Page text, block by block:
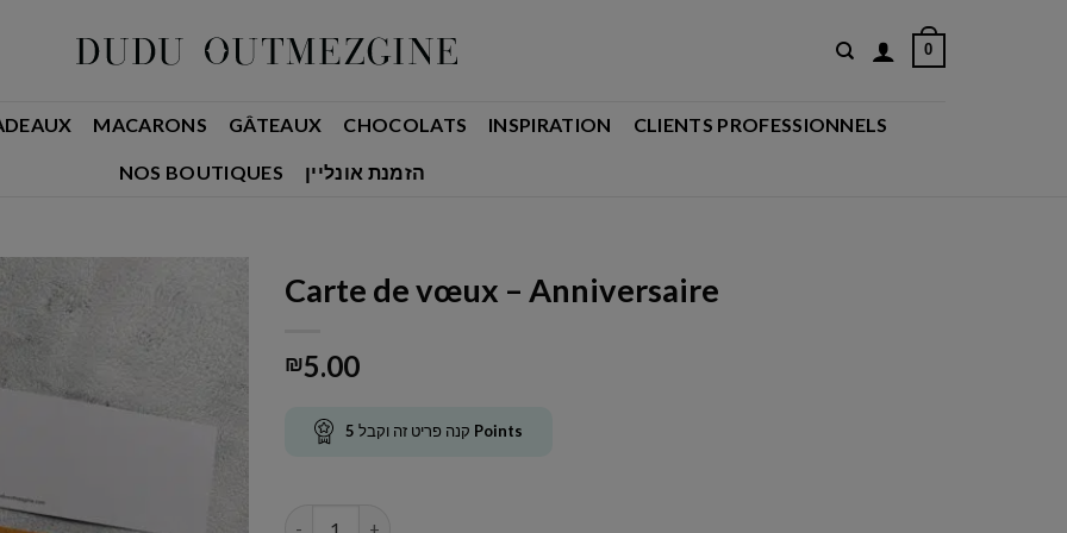
0
MACARONS GÂTEAUX CHOCOLATS INSPIRATION CLIENTS PROFESSIONNELS
NOS BOUTIQUES הזמנת אונליין
Carte de vœux – Anniversaire
₪5.00
קנה פריט זה וקבל 5 Points